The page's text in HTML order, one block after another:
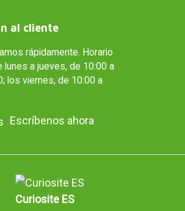
al cliente
rápidamente. Horario
lunes a jueves, de 10:00 a
los viernes, de 10:00 a
Escríbenos ahora
Curiosite ES